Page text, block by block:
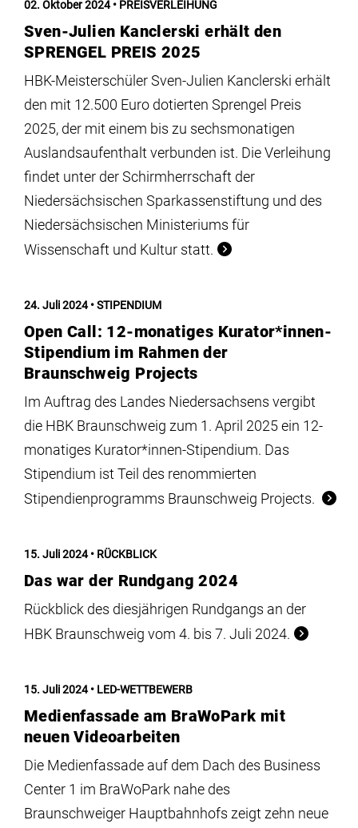
02. Oktober 2024 PREISVERLEIHUNG
Sven-Julien Kanclerski erhält den
SPRENGEL PREIS 2025
HBK-Meisterschüler Sven-Julien Kanclerski erhält
den mit 12.500 Euro dotierten Sprengel Preis
2025, der mit einem bis zu sechsmonatigen
Auslandsaufenthalt verbunden ist. Die Verleihung
findet unter der Schirmherrschaft der
Niedersächsischen Sparkassenstiftung und des
Niedersächsischen Ministeriums für
Wissenschaft und Kultur statt.
24. Juli 2024 STIPENDIUM
Open Call: 12-monatiges Kurator*innen-
Stipendium im Rahmen der
Braunschweig Projects
Im Auftrag des Landes Niedersachsens vergibt
die HBK Braunschweig zum 1. April 2025 ein 12-
monatiges Kurator*innen-Stipendium. Das
Stipendium ist Teil des renommierten
Stipendienprogramms Braunschweig Projects.
15. Juli 2024 RÜCKBLICK
Das war der Rundgang 2024
Rückblick des diesjährigen Rundgangs an der
HBK Braunschweig vom 4. bis 7. Juli 2024.
15. Juli 2024 LED-WETTBEWERB
Medienfassade am BraWoPark mit
neuen Videoarbeiten
Die Medienfassade auf dem Dach des Business
Center 1 im BraWoPark nahe des
Braunschweiger Hauptbahnhofs zeigt zehn neue